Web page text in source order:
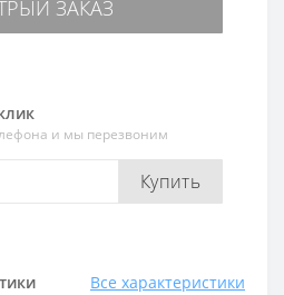
Все характеристики
ЗАКАЗ
и мы перезвоним
Купить